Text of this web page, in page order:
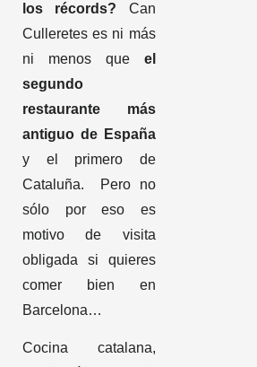
los récords? Can
Culleretes es ni más
ni menos que el
segundo
restaurante más
antiguo de España
y el primero de
Cataluña. Pero no
sólo por eso es
motivo de visita
obligada si quieres
comer bien en
Barcelona…
Cocina catalana,